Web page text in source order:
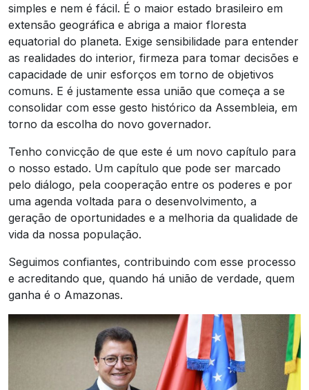
simples e nem é fácil. É o maior estado brasileiro em
extensão geográfica e abriga a maior floresta
equatorial do planeta. Exige sensibilidade para entender
as realidades do interior, firmeza para tomar decisões e
capacidade de unir esforços em torno de objetivos
comuns. E é justamente essa união que começa a se
consolidar com esse gesto histórico da Assembleia, em
torno da escolha do novo governador.
Tenho convicção de que este é um novo capítulo para
o nosso estado. Um capítulo que pode ser marcado
pelo diálogo, pela cooperação entre os poderes e por
uma agenda voltada para o desenvolvimento, a
geração de oportunidades e a melhoria da qualidade de
vida da nossa população.
Seguimos confiantes, contribuindo com esse processo
e acreditando que, quando há união de verdade, quem
ganha é o Amazonas.